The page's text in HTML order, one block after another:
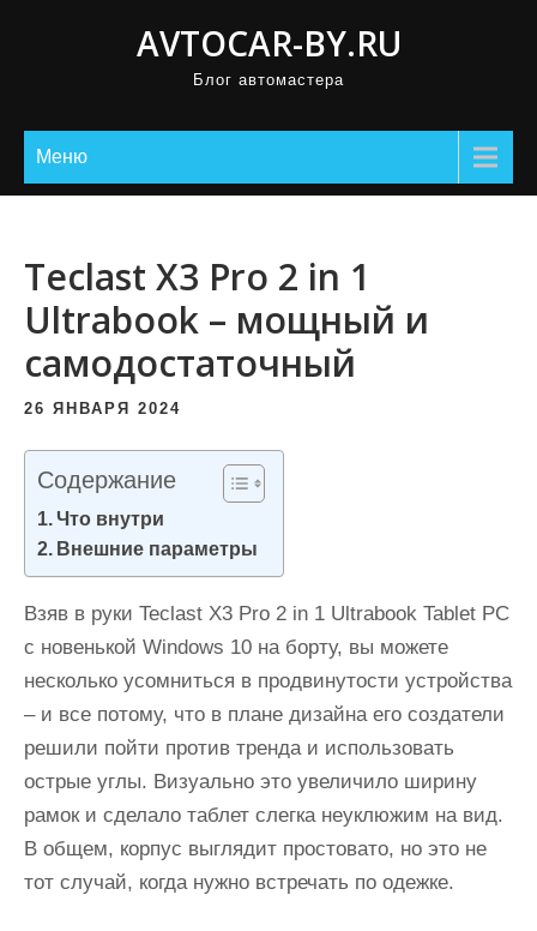
AVTOCAR-BY.RU
Блог автомастера
Меню
Teclast X3 Pro 2 in 1
Ultrabook – мощный и
самодостаточный
26 ЯНВАРЯ 2024
Содержание
Что внутри
Внешние параметры
Взяв в руки Teclast X3 Pro 2 in 1 Ultrabook Tablet PC
с новенькой Windows 10 на борту, вы можете
несколько усомниться в продвинутости устройства
– и все потому, что в плане дизайна его создатели
решили пойти против тренда и использовать
острые углы. Визуально это увеличило ширину
рамок и сделало таблет слегка неуклюжим на вид.
В общем, корпус выглядит простовато, но это не
тот случай, когда нужно встречать по одежке.